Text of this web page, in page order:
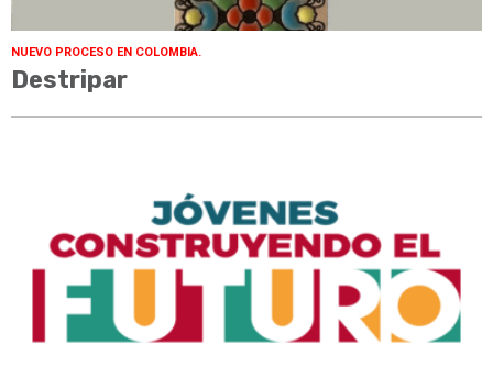
NUEVO PROCESO EN COLOMBIA.
Destripar